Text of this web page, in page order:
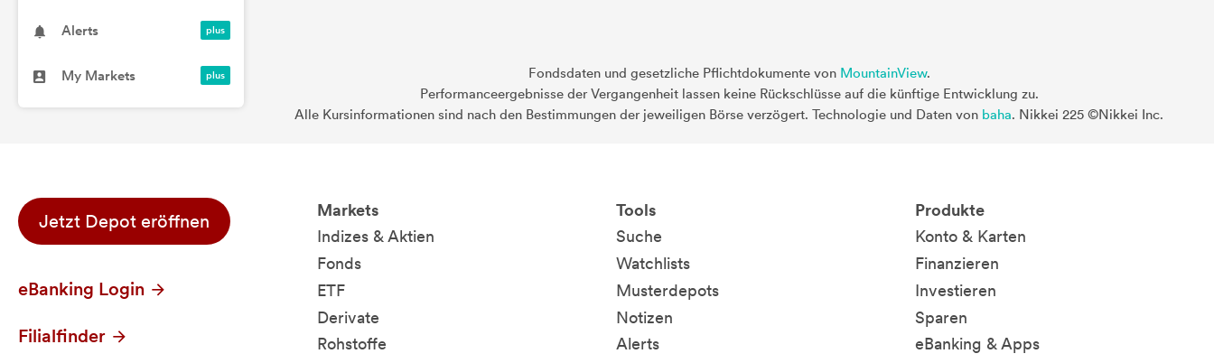
Alerts
My Markets Fondsdaten und gesetzliche Pflichtdokumente von MountainView.
Performanceergebnisse der Vergangenheit lassen keine Rückschlüsse auf die künftige Entwicklung zu.
Alle Kursinformationen sind nach den Bestimmungen der jeweiligen Börse verzögert. Technologie und Daten von baha. Nikkei 225 ©Nikkei Inc.
Jetzt Depot eröffnen
eBanking Login
Filialfinder
Markets
Indizes & Aktien
Fonds
ETF
Derivate
Rohstoffe
Tools
Suche
Watchlists
Musterdepots
Notizen
Alerts
Produkte
Konto & Karten
Finanzieren
Investieren
Sparen
eBanking & Apps